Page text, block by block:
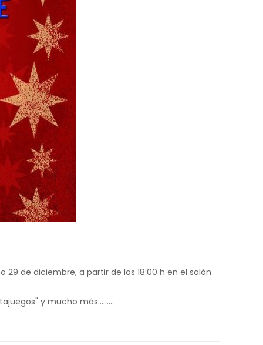
de diciembre, a partir de las 18:00 h en el salón
y mucho más………